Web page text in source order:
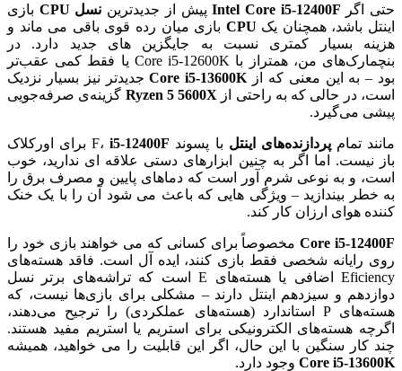
حتی اگر Intel Core i5-12400Fپیش از جدیدترین نسل CPU
بازی
اینتل باشد، همچنان یک CPU بازی میان رده قوی باقی می ماند و
هزینه بسیار کمتری نسبت به جایگزین های جدید دارد. در
بنچمارک‌های من، همتراز با Core i5-12600K یا فقط کمی عقب‌تر
بود – به این معنی که از Core i5-13600K جدیدتر نیز بسیار نزدیک
است، در حالی که به راحتی از Ryzen 5 5600X گزینه‌ی صرفه‌جویی
پیشی می‌گیرد.
مانند تمامپردازنده‌های اینتل با پسوند F، i5-12400F
برای اورکلاک
باز نیست. اما اگر به چنین ابزارهای دستی علاقه ای ندارید، خوب
است، و به نوعی شرم آور است که دماهای پایین و مصرف برق را
به خطر بیندازید – ویژگی هایی که باعث می شود آن را با یک خنک
کننده هوای ارزان کار کند.
Core i5-12400F مخصوصاً برای کسانی که می خواهند بازی خود را
روی رایانه شخصی فقط بازی کنند، ایده آل است. فاقد هسته‌های
Eficiency اضافی یا هسته‌های E است که تراشه‌های برتر نسل
دوازدهم و سیزدهم اینتل دارند – مشکلی برای بازی‌ها نیست، که
هسته‌های P استاندارد (هسته‌های عملکردی) را ترجیح می‌دهند،
اگرچه هسته‌های الکترونیکی برای استریم یا استریم مفید هستند.
چند کار سنگین با این حال، اگر این قابلیت را می خواهید، همیشه
Core i5-13600K وجود دارد.